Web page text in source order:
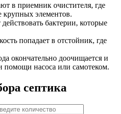
в приемник очистителя, где
крупных элементов.
бактерии, которые
попадает в отстойник, где
окончательно доочищается и
помощи насоса или самотеком.
септика